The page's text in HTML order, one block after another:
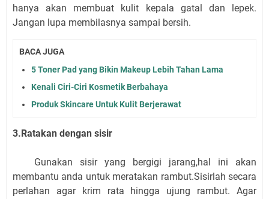
hanya akan membuat kulit kepala gatal dan lepek.
Jangan lupa membilasnya sampai bersih.
BACA JUGA
5 Toner Pad yang Bikin Makeup Lebih Tahan Lama
Kenali Ciri-Ciri Kosmetik Berbahaya
Produk Skincare Untuk Kulit Berjerawat
3.Ratakan dengan sisir
Gunakan sisir yang bergigi jarang,hal ini akan
membantu anda untuk meratakan rambut.Sisirlah secara
perlahan agar krim rata hingga ujung rambut. Agar